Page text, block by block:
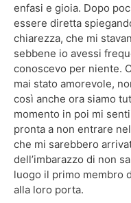
enfasi e gioia. Dopo
essere diretta
chiarezza, che mi
sebbene io avessi
conoscevo per niente.
mai stato amorevole,
così anche ora siamo
momento in poi mi
pronta a non entrare
che mi sarebbero
dell’imbarazzo di non
luogo il primo membro
alla loro porta.